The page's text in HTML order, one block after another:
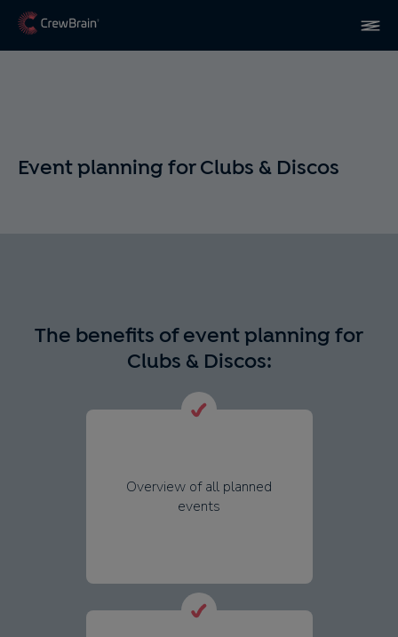
Event planning for Clubs & Discos
The benefits of event planning for
Clubs & Discos:
Overview of all planned
events